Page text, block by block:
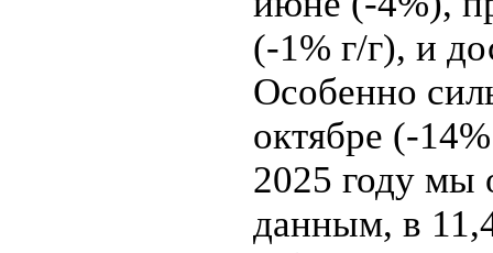
(-1% г/г), и
Особенно
октябре (-
2025 году мы
данным, в